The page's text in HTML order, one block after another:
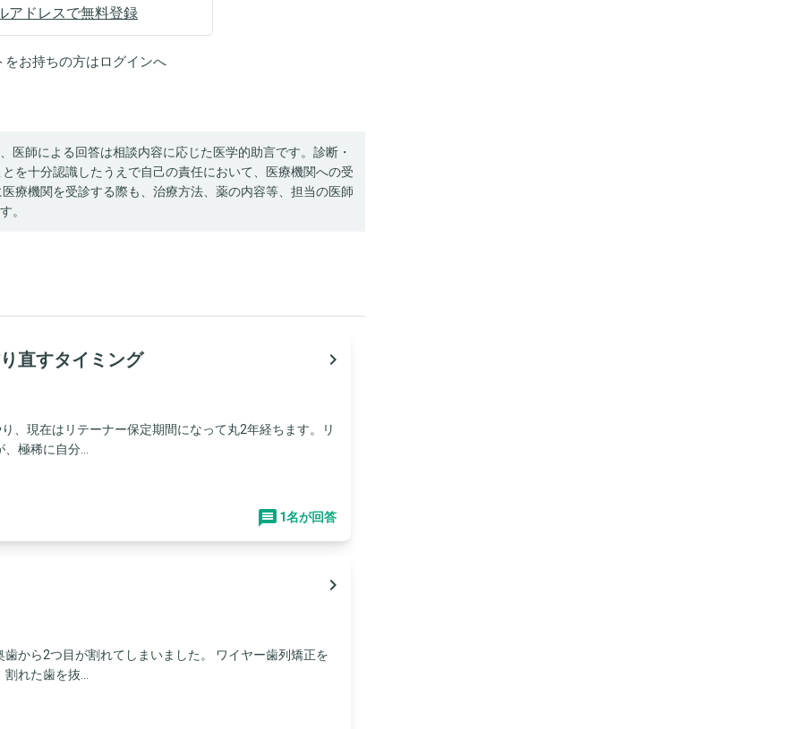
アドレスで無料登録
をお持ちの方はログインへ
医師による回答は相談内容に応じた医学的助言です。診断・
を十分認識したうえで自己の責任において、医療機関への受
療機関を受診する際も、治療方法、薬の内容等、担当の医師
。
直すタイミング navigate_next
、現在はリテーナー保定期間になって丸2年経ちます。リ
極稀に自分...
1名が回答
navigate_next
から2つ目が割れてしまいました。 ワイヤー歯列矯正を
れた歯を抜...